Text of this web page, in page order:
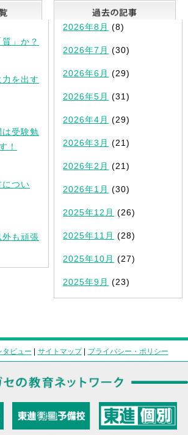
最新記事一覧
」か？
を出す
受験勉
！
つい
も頑張
2026年8月 (8)
2026年7月 (30)
2026年6月 (29)
2026年5月 (31)
2026年4月 (29)
2026年3月 (21)
2026年2月 (21)
2026年1月 (30)
2025年12月 (26)
2025年11月 (28)
2025年10月 (27)
2025年9月 (23)
タビュー | サイトマップ| プライバシー・ポリシー